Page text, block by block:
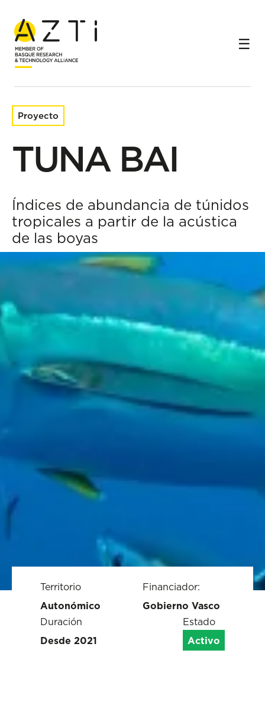
Inicio Proyectos de investigación
Proyecto
TUNA BAI
Índices de abundancia de túnidos
tropicales a partir de la acústica
de las boyas
Territorio
Autonómico
Financiador:
Gobierno Vasco
Duración
Desde 2021
Estado
Activo